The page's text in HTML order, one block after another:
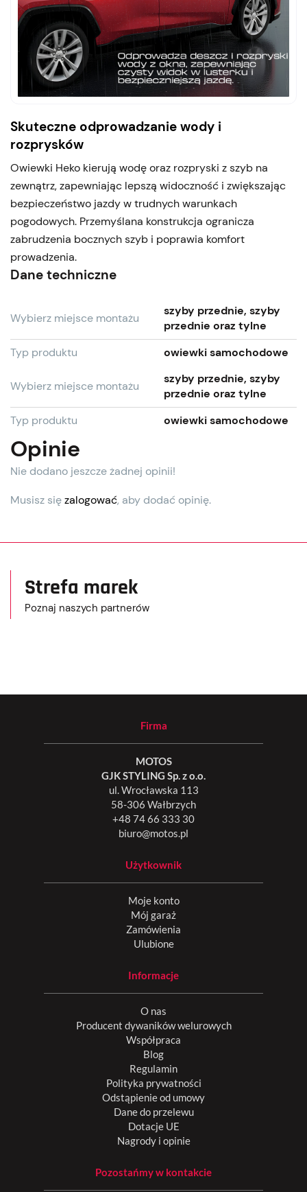
Skuteczne odprowadzanie wody i
rozprysków
Owiewki Heko kierują wodę oraz rozpryski z szyb na
zewnątrz, zapewniając lepszą widoczność i zwiększając
bezpieczeństwo jazdy w trudnych warunkach
pogodowych. Przemyślana konstrukcja ogranicza
zabrudzenia bocznych szyb i poprawia komfort
prowadzenia.
Dane techniczne
Wybierz miejsce montażu
szyby przednie, szyby
przednie oraz tylne
Typ produktu
owiewki samochodowe
Wybierz miejsce montażu
szyby przednie, szyby
przednie oraz tylne
Typ produktu
owiewki samochodowe
Opinie
Nie dodano jeszcze żadnej opinii!
Musisz sięzalogować, aby dodać opinię.
Strefa marek
Poznaj naszych partnerów
Firma
MOTOS
GJK STYLING Sp. z o.o.
ul. Wrocławska 113
58-306 Wałbrzych
+48 74 66 333 30
biuro@motos.pl
Użytkownik
Moje konto
Mój garaż
Zamówienia
Ulubione
Informacje
O nas
Producent dywaników welurowych
Współpraca
Blog
Regulamin
Polityka prywatności
Odstąpienie od umowy
Dane do przelewu
Dotacje UE
Nagrody i opinie
Pozostańmy w kontakcie